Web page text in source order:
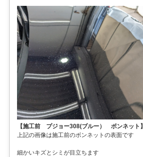
【施工前 プジョー308(ブルー） ボンネット】
上記の画像は施工前のボンネットの表面です
細かいキズとシミが目立ちます